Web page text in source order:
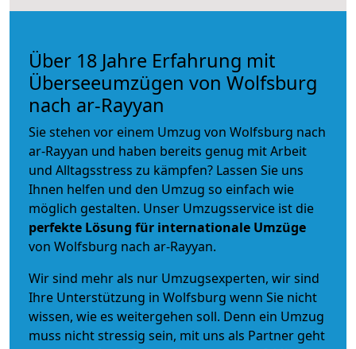
Über 18 Jahre Erfahrung mit
Überseeumzügen von Wolfsburg
nach ar-Rayyan
Sie stehen vor einem Umzug von Wolfsburg nach
ar-Rayyan und haben bereits genug mit Arbeit
und Alltagsstress zu kämpfen? Lassen Sie uns
Ihnen helfen und den Umzug so einfach wie
möglich gestalten. Unser Umzugsservice ist die
perfekte Lösung für internationale Umzüge
von Wolfsburg nach ar-Rayyan.
Wir sind mehr als nur Umzugsexperten, wir sind
Ihre Unterstützung in Wolfsburg wenn Sie nicht
wissen, wie es weitergehen soll. Denn ein Umzug
muss nicht stressig sein, mit uns als Partner geht